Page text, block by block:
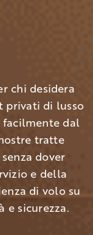
chi desidera
privati di lusso
facilmente dal
tratte
dover
e della
di volo su
e sicurezza.